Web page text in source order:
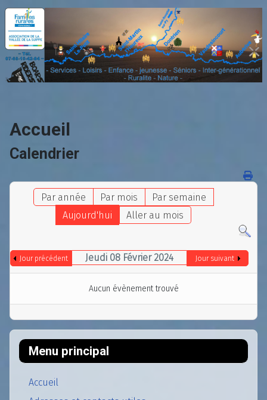
Accueil
Calendrier
Par année Par mois
Par semaine
Aujourd'hui
Aller au mois
Jour précédent Jeudi 08 Février 2024 Jour suivant
Aucun évènement trouvé
Menu principal
Accueil